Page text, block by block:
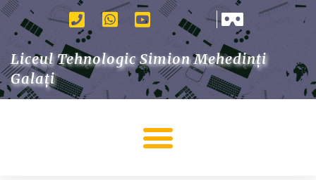
Liceul Tehnologic Simion Mehedinți
Galați